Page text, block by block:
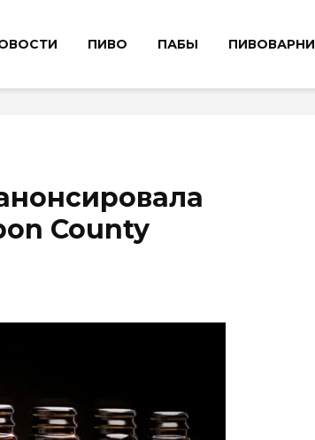
ПИВО ПАБЫ ПИВОВАРНИ
County